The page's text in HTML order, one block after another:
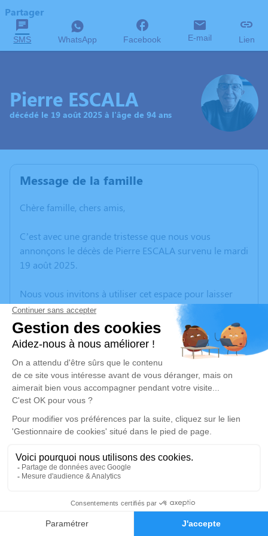
Faire-part Hommages
Partager
SMS WhatsApp Facebook E-mail Lien
Pierre ESCALA
décédé le 19 août 2025 à l'âge de 94 ans
Message de la famille
Chère famille, chers amis,
C’est avec une grande tristesse que nous vous
annonçons le décès de Pierre ESCALA survenu le mardi
19 août 2025.
Nous vous invitons à utiliser cet espace pour laisser
vos condoléances, partager des photos souvenirs, une
anecdote ou exprimer vos pensées à travers des
poèmes ou des textes. Cet endroit est un lieu
d'expression dédié à honorer la mémoire de Pierre
ESCALA.
Cérémonie religieuse
Église Notre Dame de la Visitation de
Montech
82700 Montech